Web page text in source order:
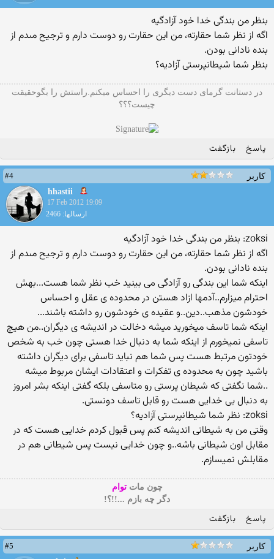
بنظر من بندگى خدا خود آزادگیه
اگه از نظر شما حقارته، من این حقارت رو دوست دارم و ترجیح مىدم از
بنده نادانى بودن.
بنظر شما شیطانپرستى آزادیه؟
در دستانت گرمای دست دیگری را احساس میکنم.راستش را بگوحقیقت
چیست؟؟؟
پاسخ بازگفت
کاربر
#4
hhastii
17 Feb 2012 19:09
ارسالها: 2466
zoksi: بنظر من بندگى خدا خود آزادگیه
اگه از نظر شما حقارته، من این حقارت رو دوست دارم و ترجیح مىدم از
بنده نادانى بودن.
اینکه شما این بندگی رو آزادگی می بینید خب نظر شما هست...بهش
احترام میزارم..آدمها ازاد هستن در محدوده ی عقل و احساس
خودشون مذهب..دین..و عقیده ی خودشون رو داشته باشند...
اینکه شما تاسف میخورید میشه دخالت در اندیشه ی دیگران..من هیچ
تاسفی نمیخورم از اینکه شما به دنبال خدا هستی چون خب به شخص
خودتون مرتبط هست پس شما هم نباید تاسفی برای دیگران داشته
باشید چون به محدوده ی تفکرات و اعتقادات ایشان مربوط میشه
..شما نگفتی که شیطان پرستی رو متاسفی بلکه گفتی اینکه بشر امروز
به دنبال بی خدایی هست رو قابل تاسف دونستی.
zoksi: نظر شما شیطانپرستى آزادیه؟
وقتی من به شیطانی اندیشه کنم پس قبول کردم خدایی هست که در
مقابل اون شیطانی باشه..و چون خدایی نیست پس شیطانی هم در
مقابلش نمیسازم.
چون ماتتوام
دگر چه بازم ...!!؟!
پاسخ بازگفت
کاربر
#5